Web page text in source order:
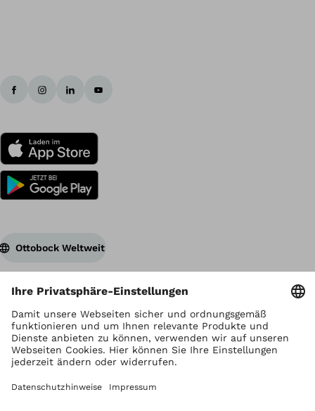
Ottobock Weltweit
Urheberrecht liegt bei Ottobock
Datenschutzeinstellungen
Datenschutzhinweise